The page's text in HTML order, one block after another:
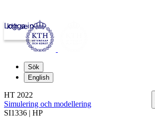
kth.se
Logga in
Sök
English
HT 2022
Simulering och modellering
SI1336 | HP